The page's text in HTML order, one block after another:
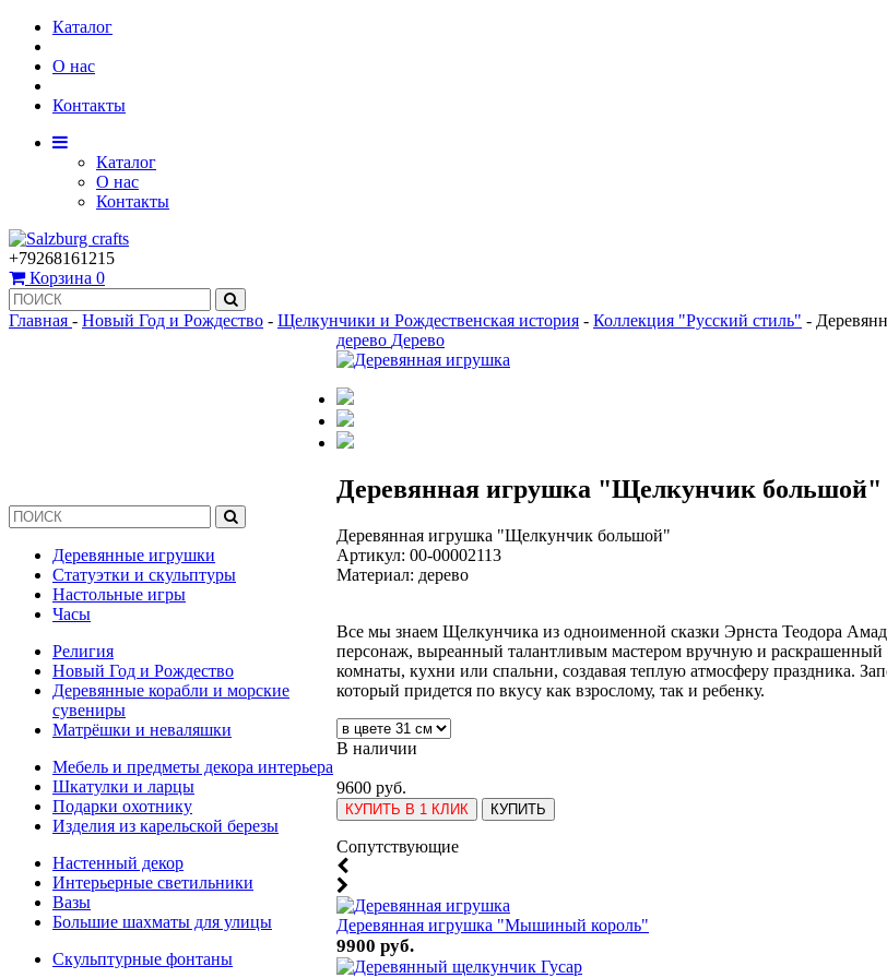
Каталог
О нас
Контакты
Каталог
О нас
Контакты
+79268161215
Корзина 0
Главная - Новый Год и Рождество - Щелкунчики и Рождественская история - Коллекция "Русский стиль" -
Деревянные игрушки
Статуэтки и скульптуры
Настольные игры
Часы
Религия
Новый Год и Рождество
Деревянные корабли и морские
сувениры
Матрёшки и неваляшки
Мебель и предметы декора интерьера
Шкатулки и ларцы
Подарки охотнику
Изделия из карельской березы
Настенный декор
Интерьерные светильники
Вазы
Большие шахматы для улицы
Скульптурные фонтаны
дерево Дерево
Деревянная игрушка "Щелкунчик большой"
Деревянная игрушка "Щелкунчик большой"
Артикул: 00-00002113
Материал: дерево
Все мы знаем Щелкунчика из одноименной сказки Эрнста Теодора
персонаж, выреанный талантливым мастером вручную и
комнаты, кухни или спальни, создавая теплую атмосферу праздника.
который придется по вкусу как взрослому, так и ребенку.
В наличии
9600 руб.
КУПИТЬ В 1 КЛИК КУПИТЬ
Cопутствующие
Деревянная игрушка "Мышиный король"
9900 руб.